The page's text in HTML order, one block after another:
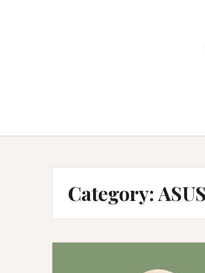
Category:ASUS